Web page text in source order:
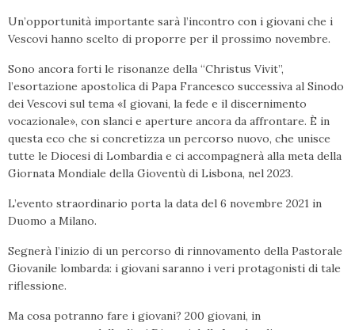
Un’opportunità importante sarà l’incontro con i giovani che i
Vescovi hanno scelto di proporre per il prossimo novembre.
Sono ancora forti le risonanze della “Christus Vivit”,
l’esortazione apostolica di Papa Francesco successiva al Sinodo
dei Vescovi sul tema «I giovani, la fede e il discernimento
vocazionale», con slanci e aperture ancora da affrontare. È in
questa eco che si concretizza un percorso nuovo, che unisce
tutte le Diocesi di Lombardia e ci accompagnerà alla meta della
Giornata Mondiale della Gioventù di Lisbona, nel 2023.
L’evento straordinario porta la data del 6 novembre 2021 in
Duomo a Milano.
Segnerà l’inizio di un percorso di rinnovamento della Pastorale
Giovanile lombarda: i giovani saranno i veri protagonisti di tale
riflessione.
Ma cosa potranno fare i giovani? 200 giovani, in